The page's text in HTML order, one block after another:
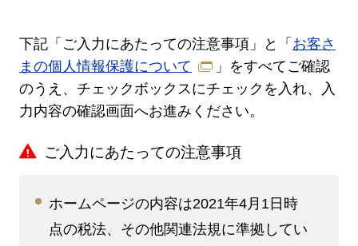
下記「ご入力にあたっての注意事項」と「 お客さ
まの個人情報保護について
」をすべてご確認
のうえ、チェックボックスにチェックを入れ、入
力内容の確認画面へお進みください。
ご入力にあたっての注意事項
ホームページの内容は2021年4月1日時
点の税法、その他関連法規に準拠してい